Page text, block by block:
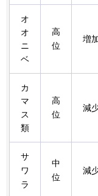
オ
オ
ニ
ベ
高
位
増
カ
マ
ス
類
高
位
減
サ
ワ
ラ
中
位
減